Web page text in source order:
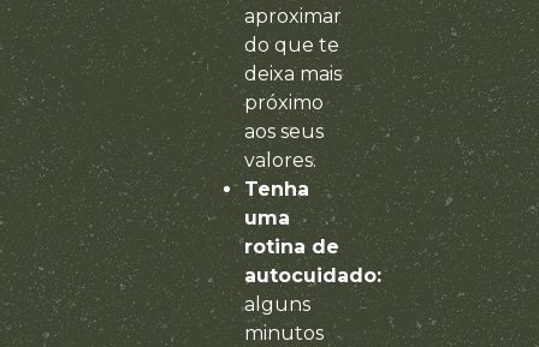
aproximar
do que te
deixa mais
próximo
aos seus
valores.
Tenha
uma
rotina de
autocuidado:
alguns
minutos